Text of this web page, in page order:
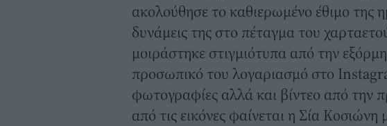
ακολούθησε το καθιερωμένο έθιμο της
δυνάμεις της στο πέταγμα του
μοιράστηκε στιγμιότυπα από την
προσωπικό του λογαριασμό στο
φωτογραφίες αλλά και βίντεο από την
από τις εικόνες φαίνεται η Σία Κοσιώνη